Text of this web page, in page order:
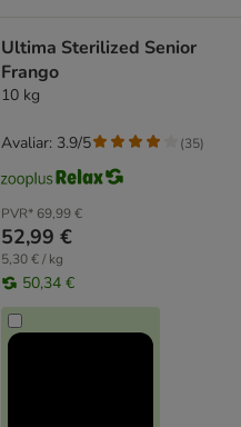
Ultima Sterilized Senior
Frango
10 kg
PVR* 69,99 €
52,99 €
5,30 € / kg
50,34 €
Avaliar: 3.9/5 (35)